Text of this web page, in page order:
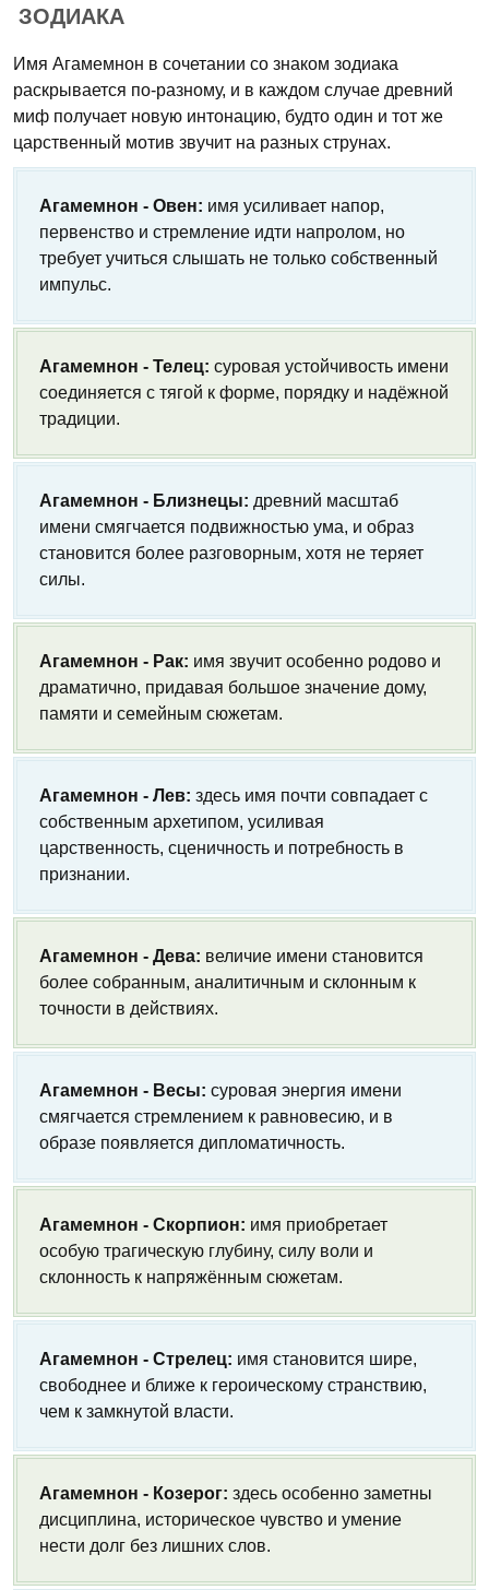
ЗОДИАКА
Имя Агамемнон в сочетании со знаком зодиака
раскрывается по-разному, и в каждом случае древний
миф получает новую интонацию, будто один и тот же
царственный мотив звучит на разных струнах.
Агамемнон - Овен: имя усиливает напор,
первенство и стремление идти напролом, но
требует учиться слышать не только собственный
импульс.
Агамемнон - Телец: суровая устойчивость имени
соединяется с тягой к форме, порядку и надёжной
традиции.
Агамемнон - Близнецы: древний масштаб
имени смягчается подвижностью ума, и образ
становится более разговорным, хотя не теряет
силы.
Агамемнон - Рак: имя звучит особенно родово и
драматично, придавая большое значение дому,
памяти и семейным сюжетам.
Агамемнон - Лев: здесь имя почти совпадает с
собственным архетипом, усиливая
царственность, сценичность и потребность в
признании.
Агамемнон - Дева: величие имени становится
более собранным, аналитичным и склонным к
точности в действиях.
Агамемнон - Весы: суровая энергия имени
смягчается стремлением к равновесию, и в
образе появляется дипломатичность.
Агамемнон - Скорпион: имя приобретает
особую трагическую глубину, силу воли и
склонность к напряжённым сюжетам.
Агамемнон - Стрелец: имя становится шире,
свободнее и ближе к героическому странствию,
чем к замкнутой власти.
Агамемнон - Козерог: здесь особенно заметны
дисциплина, историческое чувство и умение
нести долг без лишних слов.